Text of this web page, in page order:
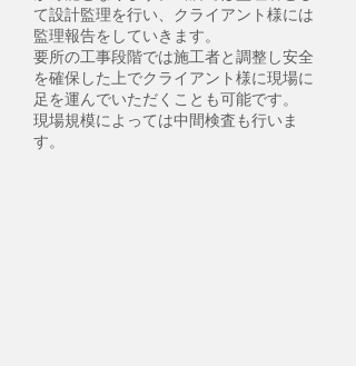
て設計監理を行い、クライアント様には
監理報告をしていきます。
要所の工事段階では施工者と調整し安全
を確保した上でクライアント様に現場に
足を運んでいただくことも可能です。
​現場規模によっては中間検査も行いま
す。